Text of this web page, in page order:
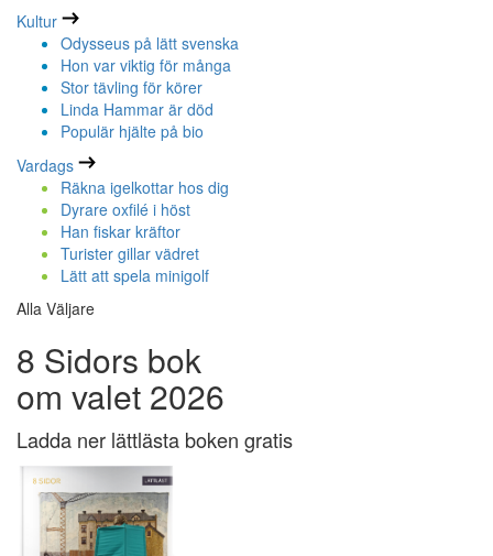
Kultur
Odysseus på lätt svenska
Hon var viktig för många
Stor tävling för körer
Linda Hammar är död
Populär hjälte på bio
Vardags
Räkna igelkottar hos dig
Dyrare oxfilé i höst
Han fiskar kräftor
Turister gillar vädret
Lätt att spela minigolf
Alla Väljare
8 Sidors bok
om valet 2026
Ladda ner lättlästa boken gratis